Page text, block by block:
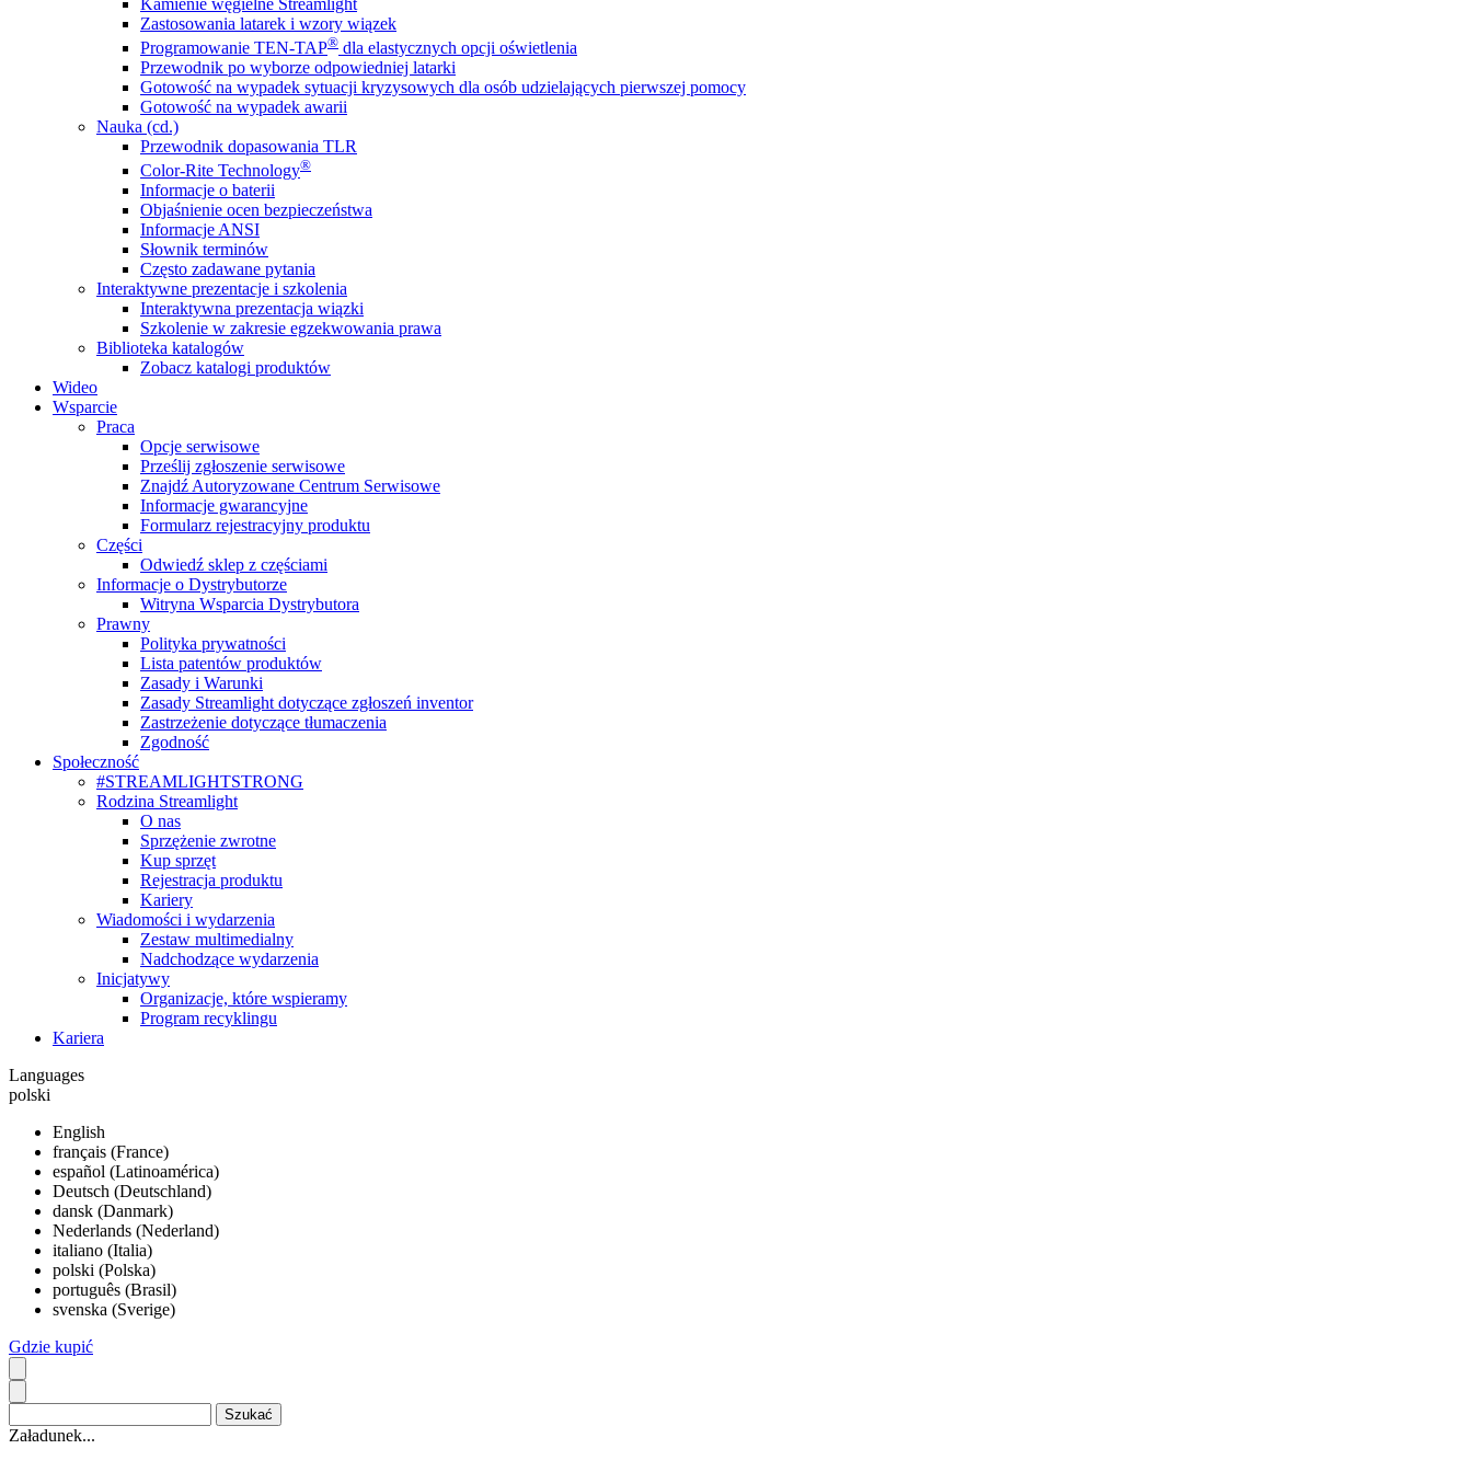
Zastosowania latarek i wzory wiązek
Programowanie TEN-TAP® dla elastycznych opcji oświetlenia
Przewodnik po wyborze odpowiedniej latarki
Gotowość na wypadek sytuacji kryzysowych dla osób udzielających pierwszej pomocy
Gotowość na wypadek awarii
Nauka (cd.)
Przewodnik dopasowania TLR
Color-Rite Technology®
Informacje o baterii
Objaśnienie ocen bezpieczeństwa
Informacje ANSI
Słownik terminów
Często zadawane pytania
Interaktywne prezentacje i szkolenia
Interaktywna prezentacja wiązki
Szkolenie w zakresie egzekwowania prawa
Biblioteka katalogów
Zobacz katalogi produktów
Wideo
Wsparcie
Praca
Opcje serwisowe
Prześlij zgłoszenie serwisowe
Znajdź Autoryzowane Centrum Serwisowe
Informacje gwarancyjne
Formularz rejestracyjny produktu
Części
Odwiedź sklep z częściami
Informacje o Dystrybutorze
Witryna Wsparcia Dystrybutora
Prawny
Polityka prywatności
Lista patentów produktów
Zasady i Warunki
Zasady Streamlight dotyczące zgłoszeń inventor
Zastrzeżenie dotyczące tłumaczenia
Zgodność
Społeczność
#STREAMLIGHTSTRONG
Rodzina Streamlight
O nas
Sprzężenie zwrotne
Kup sprzęt
Rejestracja produktu
Kariery
Wiadomości i wydarzenia
Zestaw multimedialny
Nadchodzące wydarzenia
Inicjatywy
Organizacje, które wspieramy
Program recyklingu
Kariera
Languages
polski
English
français (France)
español (Latinoamérica)
Deutsch (Deutschland)
dansk (Danmark)
Nederlands (Nederland)
italiano (Italia)
polski (Polska)
português (Brasil)
svenska (Sverige)
Gdzie kupić
Załadunek...